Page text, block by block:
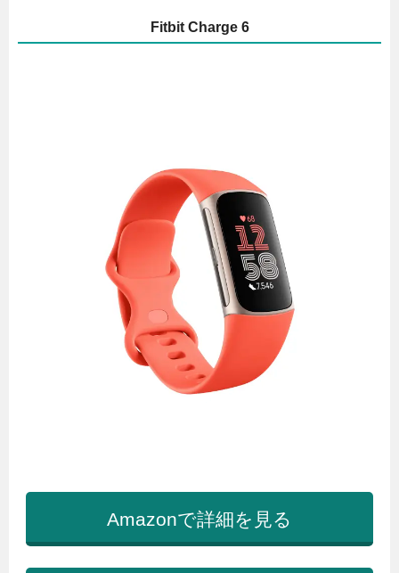
Fitbit Charge 6
Amazonで詳細を見る